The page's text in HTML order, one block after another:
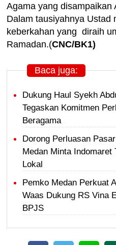
Agama yang disampaikan
Dalam tausiyahnya Ustad
keberkahan yang diraih
Ramadan.(CNC/BK1)
Baca juga:
Dukung Haul Syekh
Tegaskan Komitmen
Beragama
Dorong Perluasan
Medan Minta Indomaret
Lokal
Pemko Medan Perkuat
Waas Dukung RS Vina
BPJS